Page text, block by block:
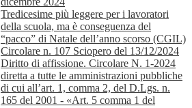
Tredicesime più leggere per i lavoratori
della scuola, ma è conseguenza del
“pacco” di Natale dell’anno scorso (CGIL)
Circolare n. 107 Sciopero del 13/12/2024
Diritto di affissione. Circolare N. 1-2024
diretta a tutte le amministrazioni pubbliche
di cui all’art. 1, comma 2, del D.Lgs. n.
165 del 2001 - «Art. 5 comma 1 del